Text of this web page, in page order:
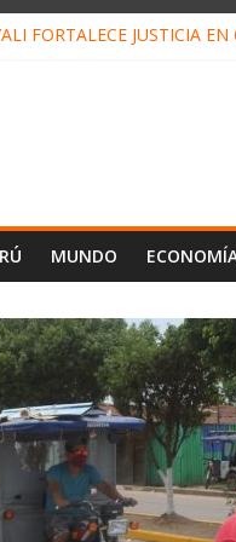
FORTALECE JUSTICIA
MUNDO